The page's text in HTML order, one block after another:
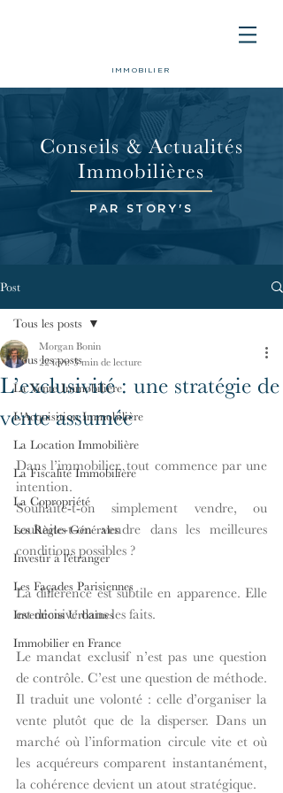
IMMOBILIER
Conseils & Actualités
Immobilières
PAR STORY'S
Post
Tous les posts
La Vente Immobilière
L'Acquisition Immobilière
La Location Immobilière
La Fiscalité Immobilière
La Copropriété
Les Règles Générales
Investir à l'étranger
Les Façades Parisiennes
Inventions Urbaines
Immobilier en France
Tous les posts
L’exclusivité : une stratégie de
vente assumée
Morgan Bonin
22 févr. 3 min de lecture
Dans l’immobilier, tout commence par une
intention.
Souhaite-t-on simplement vendre, ou
souhaite-t-on vendre dans les meilleures
conditions possibles ?
La différence est subtile en apparence. Elle
est décisive dans les faits.
Le mandat exclusif n’est pas une question
de contrôle. C’est une question de méthode.
Il traduit une volonté : celle d’organiser la
vente plutôt que de la disperser. Dans un
marché où l’information circule vite et où
les acquéreurs comparent instantanément,
la cohérence devient un atout stratégique.